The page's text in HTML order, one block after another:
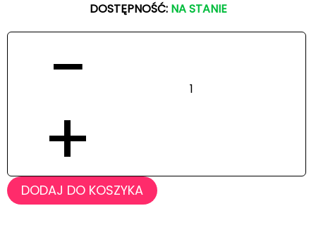
DOSTĘPNOŚĆ: NA STANIE
−
+
DODAJ DO KOSZYKA